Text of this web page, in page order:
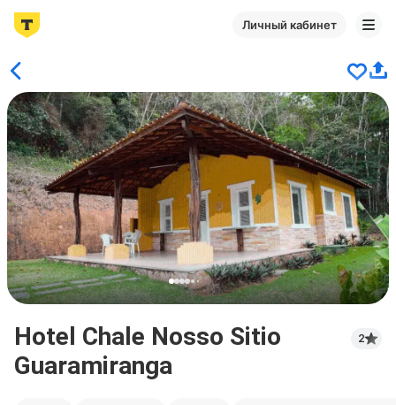
Личный кабинет
Hotel Chale Nosso Sitio
Guaramiranga
2